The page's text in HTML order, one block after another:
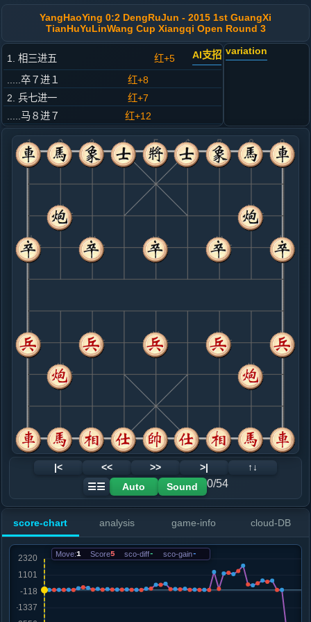
YangHaoYing 0:2 DengRuJun - 2015 1st GuangXi
TianHuYuLinWang Cup Xiangqi Open Round 3
1. 相三进五 红+5 AI支招
.....卒７进１
红+8
2. 兵七进一
红+7
.....马８进７
红+12
3. 马八进七
红+10
.....马２进３
红+19
4. 车九进一
红+7
.....砲２平１
红+130
5. 马七进八
红+202
.....车１进１
6. 车九平六
红+31
马八进七
.....马７进６
红+83
车９进１
7. 马二进四
红+24
马二进一
8. 车六进二
红+30
车一平三
.....车９进１
红+32
9. 马八进七
红+24
兵五进一
.....车１平４
10. 车六平八
红+15
车六进五
.....砲１退１
红+18
红+5
.....车４进２
红+95
砲１平３
12. 兵七进一
红+106
红+390
车４进５
13. 马四进六
红+385
炮二平三
.....车９平８
红+74
15. 仕四进五
.....士６进５
红+94
车４进２
16. 炮二平四
variation
|< << >> >|
↑↓
☰☰
Auto Sound 0/54
score-chart analysis game-info cloud-DB
Move:1 Score5 sco-diff- sco-gain-